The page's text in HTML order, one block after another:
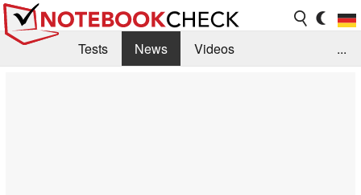
Tests News
Videos
...